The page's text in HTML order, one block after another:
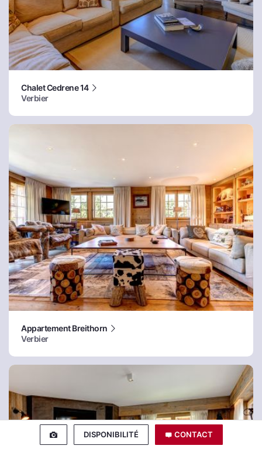
DISPONIBILITÉ CONTACT
Chalet Cedrene 14
Verbier
Appartement Breithorn
Verbier